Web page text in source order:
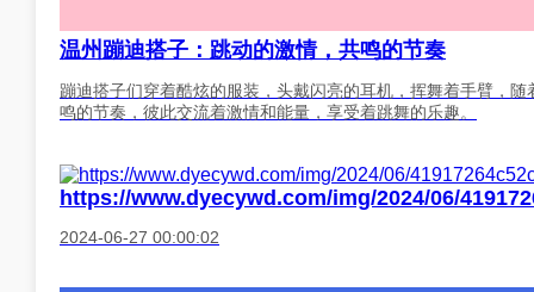
温州蹦迪搭子：跳动的激情，共鸣的节奏
蹦迪搭子们穿着酷炫的服装，头戴闪亮的耳机，挥舞着手臂，
鸣的节奏，彼此交流着激情和能量，享受着跳舞的乐趣。
https://www.dyecywd.com/img/2024/06/
2024-06-27 00:00:02